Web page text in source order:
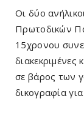
Οι δύο
Πρωτοδικών
15χρονου
σε βάρος των
δικογραφία